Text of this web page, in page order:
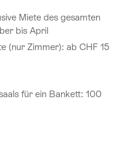
Miete des gesamten
bis April
(nur Zimmer): ab CHF 15
für ein Bankett: 100